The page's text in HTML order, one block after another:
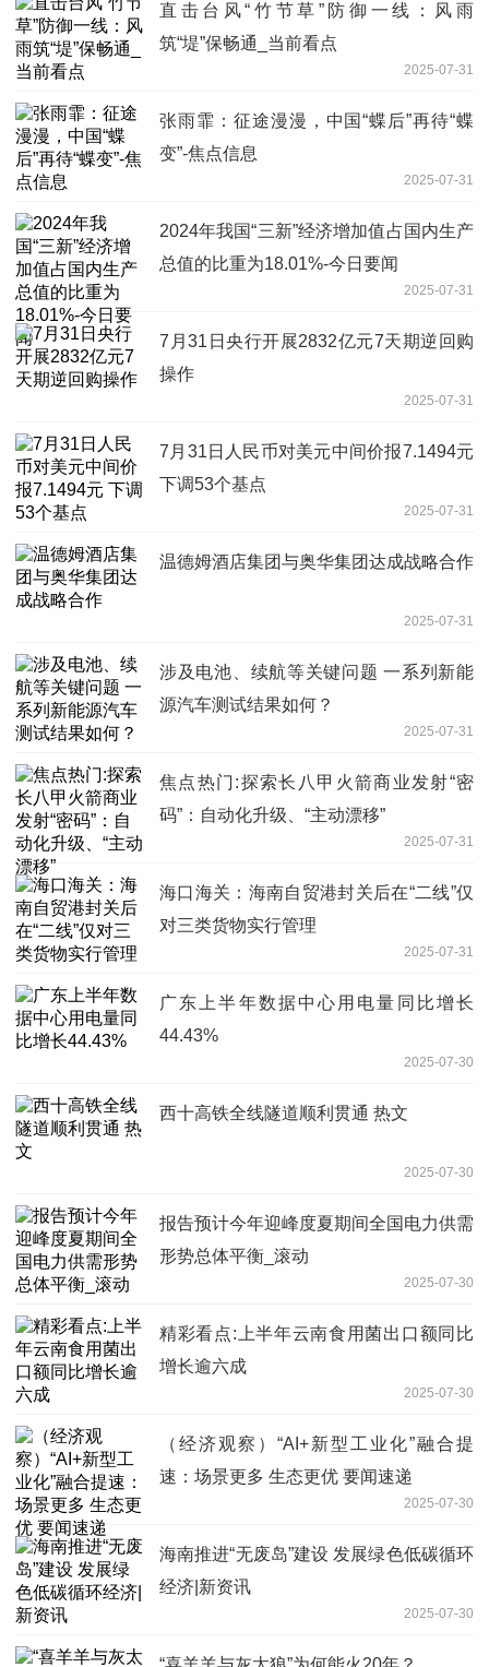
直击台风“竹节草”防御一线：风雨
筑“堤”保畅通_当前看点
2025-07-31
张雨霏：征途漫漫，中国“蝶后”再待“蝶
变”-焦点信息
2025-07-31
2024年我国“三新”经济增加值占国内生产
总值的比重为18.01%-今日要闻
2025-07-31
7月31日央行开展2832亿元7天期逆回购
操作
2025-07-31
7月31日人民币对美元中间价报7.1494元
下调53个基点
2025-07-31
温德姆酒店集团与奥华集团达成战略合作
2025-07-31
涉及电池、续航等关键问题 一系列新能
源汽车测试结果如何？
2025-07-31
焦点热门:探索长八甲火箭商业发射“密
码”：自动化升级、“主动漂移”
2025-07-31
海口海关：海南自贸港封关后在“二线”仅
对三类货物实行管理
2025-07-31
广东上半年数据中心用电量同比增长
44.43%
2025-07-30
西十高铁全线隧道顺利贯通 热文
2025-07-30
报告预计今年迎峰度夏期间全国电力供需
形势总体平衡_滚动
2025-07-30
精彩看点:上半年云南食用菌出口额同比
增长逾六成
2025-07-30
（经济观察）“AI+新型工业化”融合提
速：场景更多 生态更优 要闻速递
2025-07-30
海南推进“无废岛”建设 发展绿色低碳循环
经济|新资讯
2025-07-30